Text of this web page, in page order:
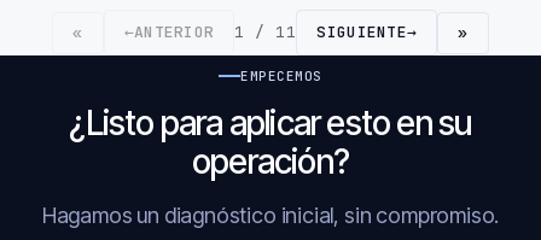
« ←ANTERIOR 1 / 11 SIGUIENTE→ »
EMPECEMOS
¿Listo para aplicar esto en su
operación?
Hagamos un diagnóstico inicial, sin compromiso.